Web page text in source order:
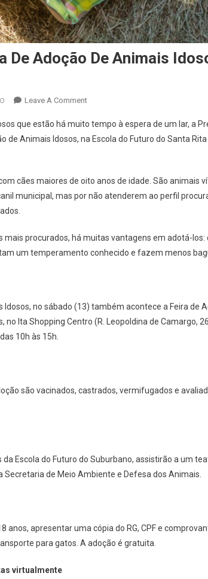
De Adoção De Animais
Leave A CommentOn
Realiza
Feira
De
Animais
Sábado,
13
que estão há muito tempo à espera de um lar, a
de Animais Idosos, na Escola do Futuro do Santa
cães maiores de oito anos de idade. São animais
municipal, mas por não atenderem ao perfil
mais procurados, há muitas vantagens em adotá-
um temperamento conhecido e fazem menos
no sábado (13) também acontece a Feira de
no Ita Shopping Centro (R. Leopoldina de Camargo,
10h às 15h.
são vacinados, castrados, vermifugados e
Escola do Futuro do Suburbano, assistirão a um
Secretaria de Meio Ambiente e Defesa dos Animais.
anos, apresentar uma cópia do RG, CPF e
para gatos. A adoção é gratuita.
virtualmente